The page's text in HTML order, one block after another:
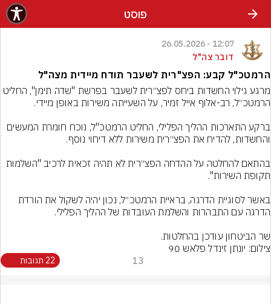
פוסט
12:07 - 26.05.2026
דובר צה"ל
הרמטכ"ל קבע: הפצ"רית לשעבר תודח מיידית מצה"ל
שר הביטחון עודכן בהחלטות.
צילום: יונתן זינדל פלאש 90
13 22 תגובות